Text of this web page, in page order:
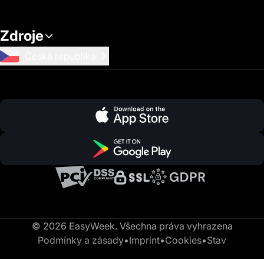
Zdroje
© 2026 EasyWeek. Všechna práva vyhrazena
Podmínky a zásady•Imprint•Cookies•Stav